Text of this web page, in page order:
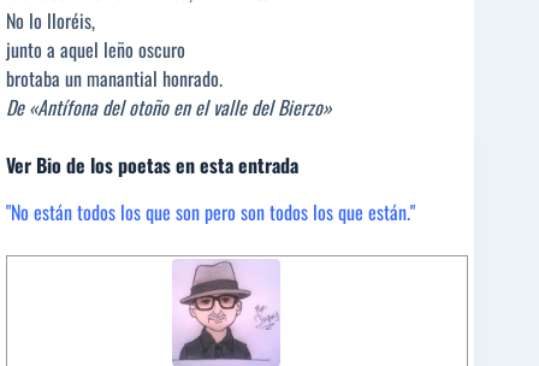
No lo lloréis,
junto a aquel leño oscuro
brotaba un manantial honrado.
De «Antífona del otoño en el valle del Bierzo»
Ver Bio de los poetas en esta entrada
"No están todos los que son pero son todos los que están."